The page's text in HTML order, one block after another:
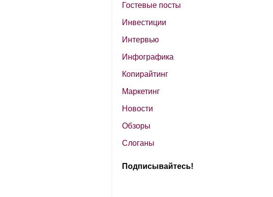
Гостевые посты
Инвестиции
Интервью
Инфографика
Копирайтинг
Маркетинг
Новости
Обзоры
Слоганы
Подписывайтесь!